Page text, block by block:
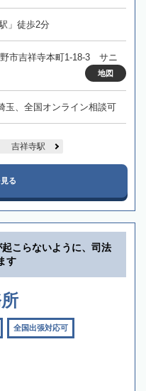
」徒歩2分
市吉祥寺本町1-18-3 サニ
地図
玉、全国オンライン相談可
吉祥寺駅
る
起こらないように、司法
す
全国出張対応可